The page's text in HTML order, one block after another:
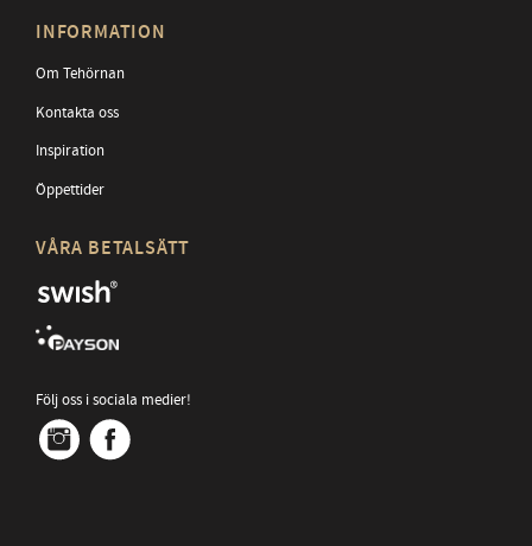
INFORMATION
Om Tehörnan
Kontakta oss
Inspiration
Öppettider
VÅRA BETALSÄTT
Följ oss i sociala medier!